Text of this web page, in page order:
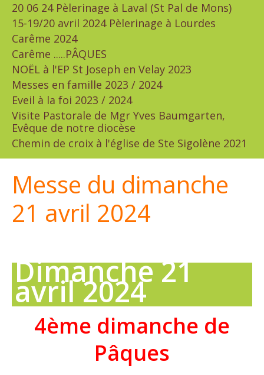
20 06 24 Pèlerinage à Laval (St Pal de Mons)
15-19/20 avril 2024 Pèlerinage à Lourdes
Carême 2024
Carême .....PÂQUES
NOËL à l'EP St Joseph en Velay 2023
Messes en famille 2023 / 2024
Eveil à la foi 2023 / 2024
Visite Pastorale de Mgr Yves Baumgarten,
Evêque de notre diocèse
Chemin de croix à l'église de Ste Sigolène 2021
Messe du dimanche
21 avril 2024
Dimanche 21
avril 2024
4ème dimanche de
Pâques